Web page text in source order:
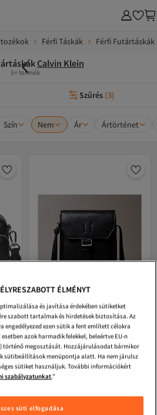
Férfi Táskák Férfi Futártáskák
Calvin Klein
5+ termék
Szűrés (3)
Szín Nem Ár Ártörténet
#7. legtöbbször megtekintett
Calvin Klein
Rakományfedél-
újságíró
4.7 3
Ingyenes szállítás
31 245
ÉLMÉNYT
és javítása érdekében sütiketket
szabott tartalmak és hirdetések biztosítása. Az
ezen sütik a fent említett célokra
azok harmadik felekkel, beleértve EU-n
történő megosztását. Hozzájárulásodat bármikor
sütibeállítások menüpontja alatt. Ha nem járulsz
sütiket használjuk. További információkért
szabályzatunkat."
süti elfogadása